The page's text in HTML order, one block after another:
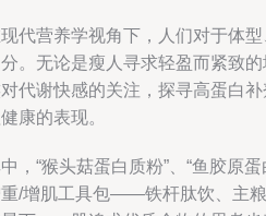
代营养学视角下，人们对于体
。无论是瘦人寻求轻盈而紧致
代谢快感的关注，探寻高蛋白
康的表现。
，“猴头菇蛋白质粉”、“鱼胶原
/增肌工具包——铁杆肽饮、主